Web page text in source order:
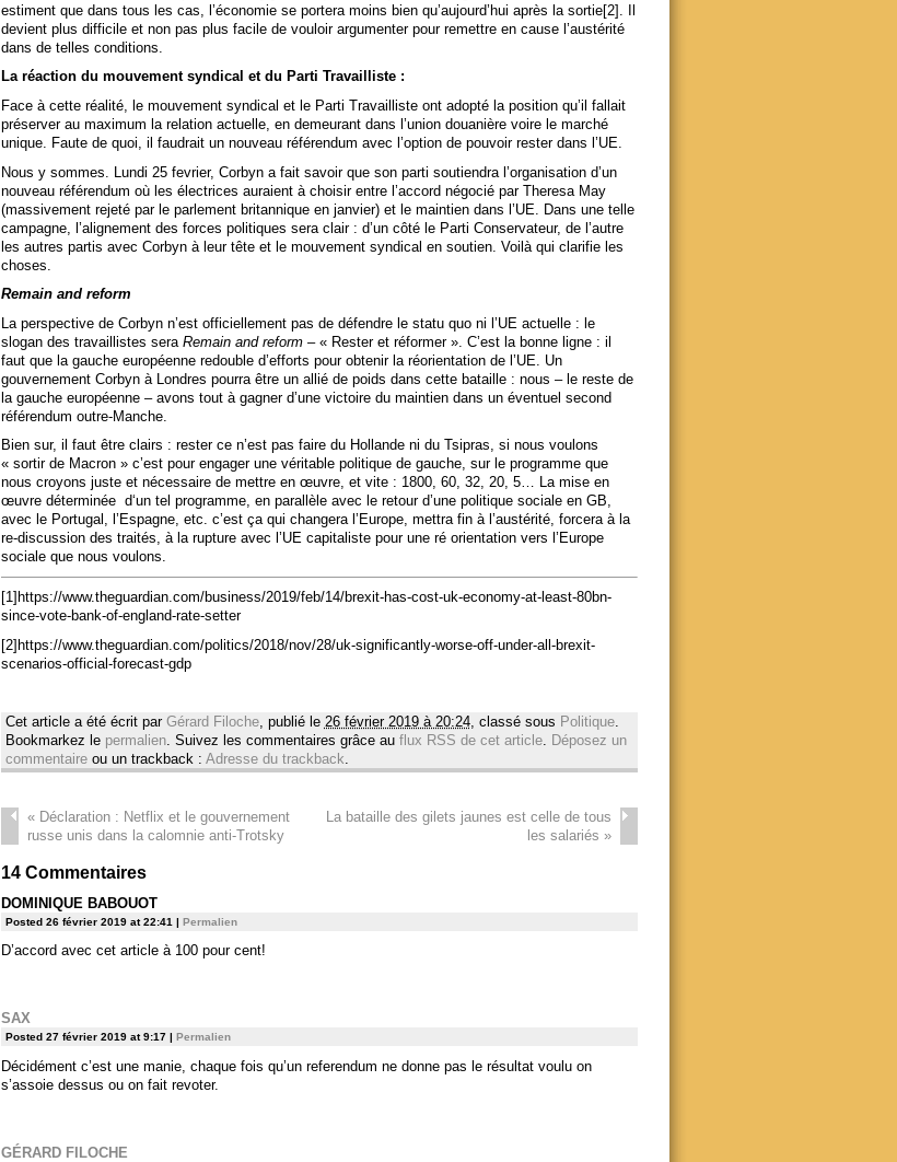
estiment que dans tous les cas, l’économie se portera moins bien qu’aujourd’hui après la sortie[2]. Il
devient plus difficile et non pas plus facile de vouloir argumenter pour remettre en cause l’austérité
dans de telles conditions.
La réaction du mouvement syndical et du Parti Travailliste :
Face à cette réalité, le mouvement syndical et le Parti Travailliste ont adopté la position qu’il fallait
préserver au maximum la relation actuelle, en demeurant dans l’union douanière voire le marché
unique. Faute de quoi, il faudrait un nouveau référendum avec l’option de pouvoir rester dans l’UE.
Nous y sommes. Lundi 25 fevrier, Corbyn a fait savoir que son parti soutiendra l’organisation d’un
nouveau référendum où les électrices auraient à choisir entre l’accord négocié par Theresa May
(massivement rejeté par le parlement britannique en janvier) et le maintien dans l’UE. Dans une telle
campagne, l’alignement des forces politiques sera clair : d’un côté le Parti Conservateur, de l’autre
les autres partis avec Corbyn à leur tête et le mouvement syndical en soutien. Voilà qui clarifie les
choses.
Remain and reform
La perspective de Corbyn n’est officiellement pas de défendre le statu quo ni l’UE actuelle : le
slogan des travaillistes sera Remain and reform– « Rester et réformer ». C’est la bonne ligne : il
faut que la gauche européenne redouble d’efforts pour obtenir la réorientation de l’UE. Un
gouvernement Corbyn à Londres pourra être un allié de poids dans cette bataille : nous – le reste de
la gauche européenne – avons tout à gagner d’une victoire du maintien dans un éventuel second
référendum outre-Manche.
Bien sur, il faut être clairs : rester ce n’est pas faire du Hollande ni du Tsipras, si nous voulons
« sortir de Macron » c’est pour engager une véritable politique de gauche, sur le programme que
nous croyons juste et nécessaire de mettre en œuvre, et vite : 1800, 60, 32, 20, 5… La mise en
œuvre déterminée d‘un tel programme, en parallèle avec le retour d’une politique sociale en GB,
avec le Portugal, l’Espagne, etc. c’est ça qui changera l’Europe, mettra fin à l’austérité, forcera à la
re-discussion des traités, à la rupture avec l’UE capitaliste pour une ré orientation vers l’Europe
sociale que nous voulons.
[1]https://www.theguardian.com/business/2019/feb/14/brexit-has-cost-uk-economy-at-least-80bn-
since-vote-bank-of-england-rate-setter
[2]https://www.theguardian.com/politics/2018/nov/28/uk-significantly-worse-off-under-all-brexit-
scenarios-official-forecast-gdp
Cet article a été écrit par Gérard Filoche, publié le 26 février 2019 à 20:24, classé sous Politique.
Bookmarkez le permalien. Suivez les commentaires grâce au flux RSS de cet article. Déposez un
commentaireou un trackback : Adresse du trackback.
«Déclaration : Netflix et le gouvernement
russe unis dans la calomnie anti-Trotsky
La bataille des gilets jaunes est celle de tous
les salariés»
14Commentaires
DOMINIQUE BABOUOT
Posted 26 février 2019 at 22:41 | Permalien
D’accord avec cet article à 100 pour cent!
SAX
Posted 27 février 2019 at 9:17 | Permalien
Décidément c’est une manie, chaque fois qu’un referendum ne donne pas le résultat voulu on
s’assoie dessus ou on fait revoter.
GÉRARD FILOCHE